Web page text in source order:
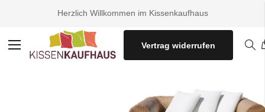
Herzlich Willkommen im Kissenkaufhaus
Navigation
Vertrag widerrufen